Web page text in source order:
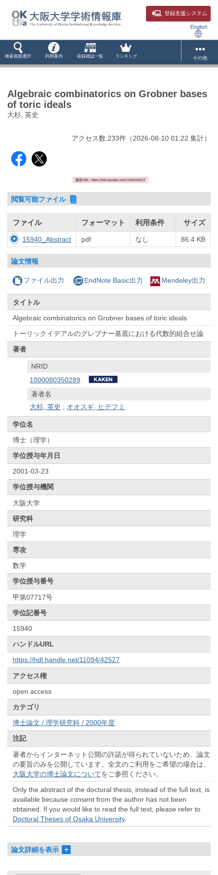
登録支援システム
English
検索画面選択 利用案内 収録雑誌一覧 ランキング その他
Algebraic combinatorics on Grobner bases
of toric ideals
大杉, 英史
アクセス数:233件 （2026-08-10 01:22 集計）
固定URL: https://hdl.handle.net/11094/42527
閲覧可能ファイル
ファイル フォーマット 利用条件 サイズ
15940_Abstract pdf なし 86.4 KB
論文情報
ファイル出力 EndNote Basic出力 Mendeley出力
タイトル
Algebraic combinatorics on Grobner bases of toric ideals
トーリックイデアルのグレブナー基底における代数的組合せ論
著者
NRID
1000080350289
著者名
大杉, 英史 ; オオスギ, ヒデフミ
学位名
博士（理学）
学位授与年月日
2001-03-23
学位授与機関
大阪大学
研究科
理学
専攻
数学
学位授与番号
甲第07717号
学位記番号
15940
ハンドルURL
https://hdl.handle.net/11094/42527
アクセス権
open access
カテゴリ
博士論文 / 理学研究科 / 2000年度
注記
著者からインターネット公開の許諾が得られていないため、論文
の要旨のみを公開しています。全文のご利用をご希望の場合は、
大阪大学の博士論文についてをご参照ください。
Only the abstract of the doctoral thesis, instead of the full text, is
available because consent from the author has not been
obtained. If you would like to read the full text, please refer to
Doctoral Theses of Osaka University.
論文詳細を表示